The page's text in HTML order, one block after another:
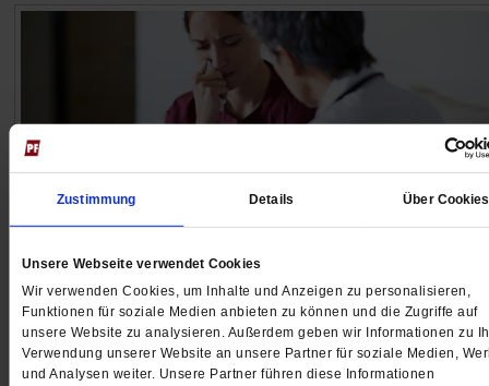
Zustimmung Details Über Cookies
Unsere Webseite verwendet Cookies
Wir verwenden Cookies, um Inhalte und Anzeigen zu personalisieren,
Funktionen für soziale Medien anbieten zu können und die Zugriffe auf
unsere Website zu analysieren. Außerdem geben wir Informationen zu
Verwendung unserer Website an unsere Partner für soziale Medien,
und Analysen weiter. Unsere Partner führen diese Informationen
Ethik der Verletzlichkeit
»Es gibt kein Leben ohne Verletzlichkeit«
Die Medizin ist kein Reparaturbetrieb, sagt der